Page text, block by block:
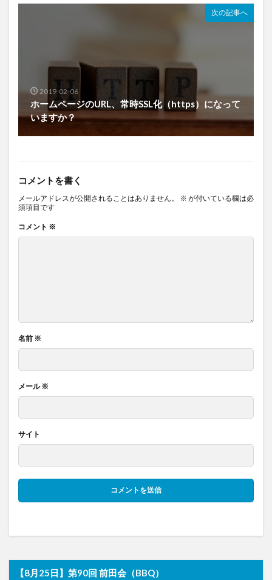
次の記事へ
2019-02-06
ホームページのURL、常時SSL化（https）になって
いますか？
コメントを書く
メールアドレスが公開されることはありません。 ※ が付いている欄は必
須項目です
コメント ※
名前 ※
メール※
サイト
【8月25日】第90回 前田会（BBQ）